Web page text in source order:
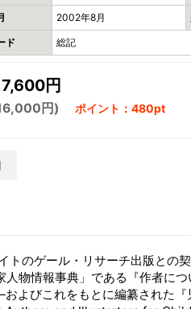
2002年8月
ド 総記
円
円) ポイント：480pt
トのゲール・リサーチ出版との
人物情報事典」である『作者に
よびこれをもとに編纂された